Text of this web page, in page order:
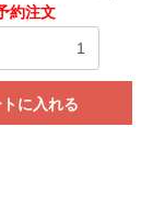
約注文
に入れる